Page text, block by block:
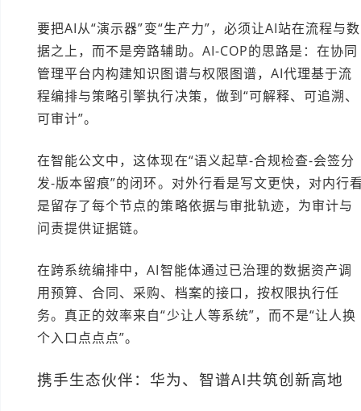
要把AI从“演示器”变“生产力”，必须让AI站在流程与数
据之上，而不是旁路辅助。AI-COP的思路是：在协同
管理平台内构建知识图谱与权限图谱，AI代理基于流
程编排与策略引擎执行决策，做到“可解释、可追溯、
可审计”。
在智能公文中，这体现在“语义起草-合规检查-会签分
发-版本留痕”的闭环。对外行看是写文更快，对内行
是留存了每个节点的策略依据与审批轨迹，为审计与
问责提供证据链。
在跨系统编排中，AI智能体通过已治理的数据资产调
用预算、合同、采购、档案的接口，按权限执行任
务。真正的效率来自“少让人等系统”，而不是“让人换
个入口点点点”。
携手生态伙伴：华为、智谱AI共筑创新高地